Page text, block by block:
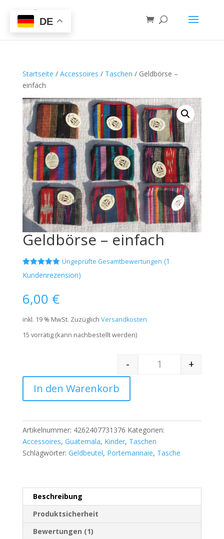
Startseite / Accessoires / Taschen / Geldbörse –
einfach
Geldbörse – einfach
Bewertet mit
5.00von 5,
1
Kundenbewe
rtung
Ungeprüfte Gesamtbewertungen (1
Kundenrezension)
6,00 €
inkl. 19 % MwSt. Zuzüglich Versandkosten
15 vorrätig (kann nachbestellt werden)
Quantity
-
+
In den Warenkorb
Artikelnummer: 4262407731376 Kategorien:
Accessoires, Guatemala, Kinder, Taschen
Schlagwörter: Geldbeutel, Portemannaie, Tasche
Beschreibung
Produktsicherheit
Bewertungen (1)
DE